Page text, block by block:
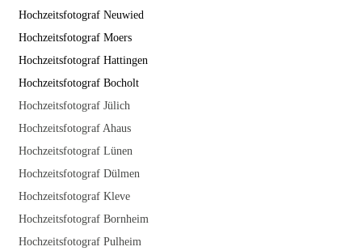
Hochzeitsfotograf Neuwied
Hochzeitsfotograf Moers
Hochzeitsfotograf Hattingen
Hochzeitsfotograf Bocholt
Hochzeitsfotograf Jülich
Hochzeitsfotograf Ahaus
Hochzeitsfotograf Lünen
Hochzeitsfotograf Dülmen
Hochzeitsfotograf Kleve
Hochzeitsfotograf Bornheim
Hochzeitsfotograf Pulheim